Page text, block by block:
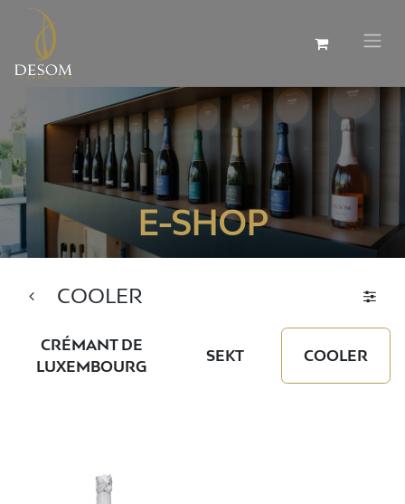
E-SHOP
COOLER
CRÉMANT DE
LUXEMBOURG
SEKT COOLER